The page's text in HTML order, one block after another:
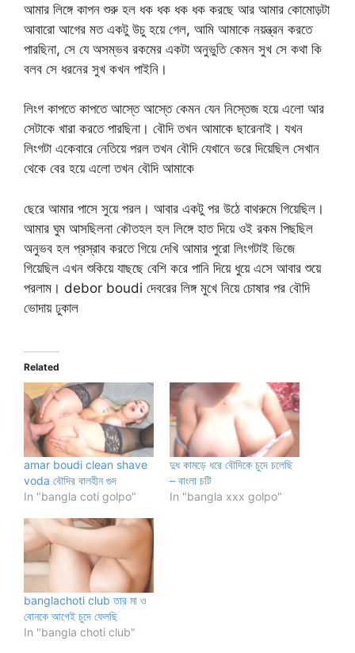
আমার লিঙ্গে কাপন শুরু হল ধক ধক ধক ধক করছে আর আমার কোমোড়টা
আবারো আগের মত একটু উচু হয়ে গেল, আমি আমাকে নয়ন্ত্রন করতে
পারছিনা, সে যে অসম্ভব রকমের একটা অনুভুতি কেমন সুখ সে কথা কি
বলব সে ধরনের সুখ কখন পাইনি।
লিংগ কাপতে কাপতে আস্তে আস্তে কেমন যেন নিস্তেজ হয়ে এলো আর
সেটাকে খারা করতে পারছিনা। বৌদি তখন আমাকে ছারেনাই। যখন
লিংগটা একেবারে নেতিয়ে পরল তখন বৌদি যেখানে ভরে দিয়েছিল সেখান
থেকে বের হয়ে এলো তখন বৌদি আমাকে
ছেরে আমার পাসে সুয়ে পরল। আবার একটু পর উঠে বাথরুমে গিয়েছিল।
আমার ঘুম আসছিলনা কৌতহল হল লিঙ্গে হাত দিয়ে ওই রকম পিছছিল
অনুভব হল প্রস্রাব করতে গিয়ে দেখি আমার পুরো লিংগটাই ভিজে
গিয়েছিল এখন শুকিয়ে যাছছে বেশি করে পানি দিয়ে ধুয়ে এসে আবার শুয়ে
পরলাম। debor boudi দেবরের লিঙ্গ মুখে নিয়ে চোষার পর বৌদি
ভোদায় ঢুকাল
Related
amar boudi clean shave
voda বৌদির বালহীন গুদ
In "bangla coti golpo"
দুধ কামড়ে ধরে বৌদিকে চুদে চলেছি
– বাংলা চটি
In "bangla xxx golpo"
banglachoti club তার মা ও
বোনকে আগেই চুদে ফেলছি
In "bangla choti club"